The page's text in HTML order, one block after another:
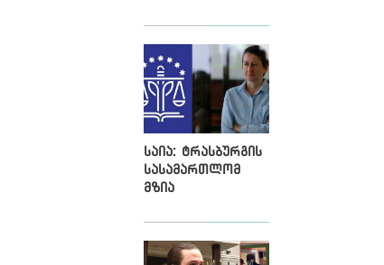
გამოავლინა და
2500 ლარით
დააჯარიმა
საია: ტრასბურგის
სასამართლომ
მზია
მიმართ
წარმოებულ
პოლიტიკურად